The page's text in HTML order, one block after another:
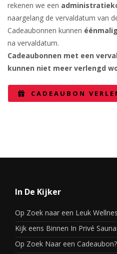
rekenen we een
naargelang de vervaldatum van
Cadeaubonnen kunnen éénmalig
na vervaldatum.
Cadeaubonnen met een
kunnen niet meer verlengd
CADEAUBON
In De Kijker
Op Zoek naar een Leuk
Kijk eens Binnen In Privé Sauna
Op Zoek Naar een Cadeaubon?